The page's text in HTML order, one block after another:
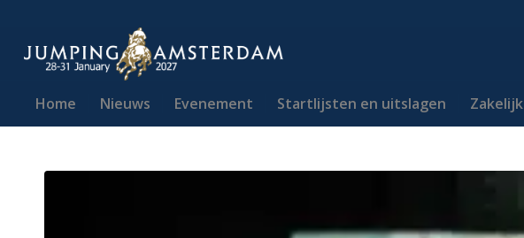
Home Nieuws Evenement Startlijsten en uitslagen Zakelijk